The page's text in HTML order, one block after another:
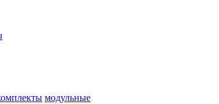
модульные